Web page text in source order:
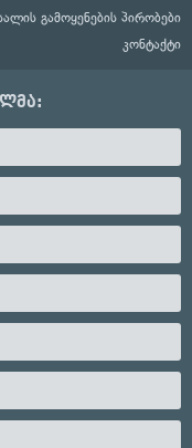
გამოყენების პირობები
კონტაქტი